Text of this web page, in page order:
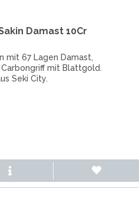
Damast 10Cr
mit 67 Lagen Damast,
Carbongriff mit Blattgold.
Seki City.